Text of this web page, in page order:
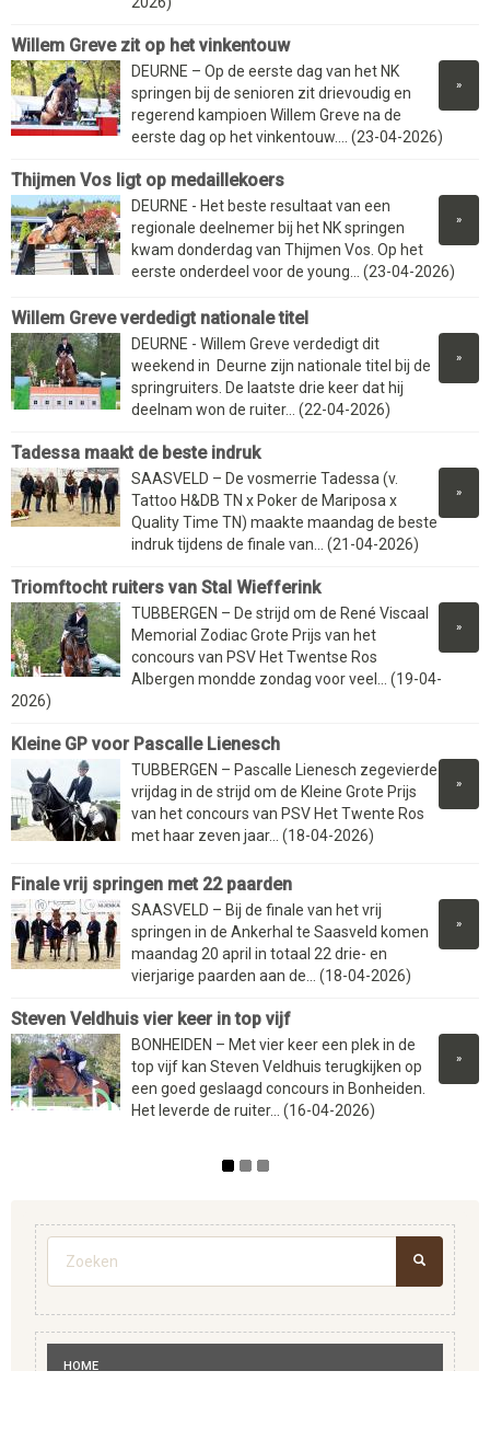
Willem Greve zit op het vinkentouw
»
DEURNE – Op de eerste dag van het NK
springen bij de senioren zit drievoudig en
regerend kampioen Willem Greve na de
eerste dag op het vinkentouw.... (23-04-2026)
Thijmen Vos ligt op medaillekoers
»
DEURNE - Het beste resultaat van een
regionale deelnemer bij het NK springen
kwam donderdag van Thijmen Vos. Op het
eerste onderdeel voor de young... (23-04-2026)
Willem Greve verdedigt nationale titel
»
DEURNE - Willem Greve verdedigt dit
weekend in Deurne zijn nationale titel bij de
springruiters. De laatste drie keer dat hij
deelnam won de ruiter... (22-04-2026)
Tadessa maakt de beste indruk
»
SAASVELD – De vosmerrie Tadessa (v.
Tattoo H&DB TN x Poker de Mariposa x
Quality Time TN) maakte maandag de beste
indruk tijdens de finale van... (21-04-2026)
Triomftocht ruiters van Stal Wiefferink
»
TUBBERGEN – De strijd om de René Viscaal
Memorial Zodiac Grote Prijs van het
concours van PSV Het Twentse Ros
Albergen mondde zondag voor veel... (19-04-
2026)
Kleine GP voor Pascalle Lienesch
»
TUBBERGEN – Pascalle Lienesch zegevierde
vrijdag in de strijd om de Kleine Grote Prijs
van het concours van PSV Het Twente Ros
met haar zeven jaar... (18-04-2026)
Finale vrij springen met 22 paarden
»
SAASVELD – Bij de finale van het vrij
springen in de Ankerhal te Saasveld komen
maandag 20 april in totaal 22 drie- en
vierjarige paarden aan de... (18-04-2026)
Steven Veldhuis vier keer in top vijf
»
BONHEIDEN – Met vier keer een plek in de
top vijf kan Steven Veldhuis terugkijken op
een goed geslaagd concours in Bonheiden.
Het leverde de ruiter... (16-04-2026)
Zoekveld
HOME